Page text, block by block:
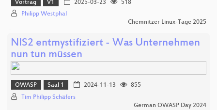
Vortrag V1 2025-03-23
518
Philipp Westphal
Chemnitzer Linux-Tage 2025
NIS2 entmystifiziert - Was Unternehmen
nun tun müssen
OWASP Saal 1 2024-11-13
855
Tim Philipp Schäfers
German OWASP Day 2024